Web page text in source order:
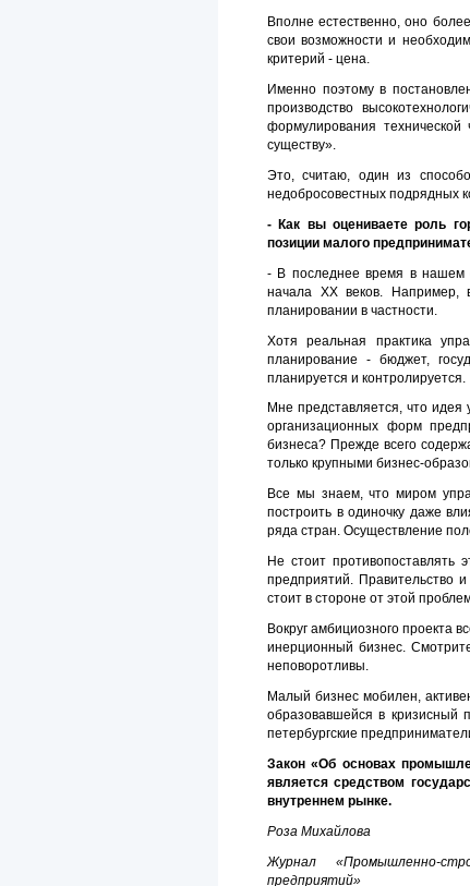
Вполне естественно, оно
свои возможности и
критерий - цена.
Именно поэтому в
производство
формулирования технической
существу».
Это, считаю, один из
недобросовестных подрядных
- Как вы оцениваете роль
позиции малого
- В последнее время в нашем
начала XX веков. Например,
планировании в частности.
Хотя реальная практика
планирование - бюджет,
планируется и контролируется.
Мне представляется, что идея
организационных форм
бизнеса? Прежде всего
только крупными бизнес-
Все мы знаем, что миром
построить в одиночку даже
ряда стран. Осуществление
Не стоит
предприятий. Правительство
стоит в стороне от этой
Вокруг амбициозного проекта
инерционный бизнес.
неповоротливы.
Малый бизнес мобилен,
образовавшейся в кризисный
петербургские
Закон «Об основах
является средством
внутреннем рынке.
Роза Михайлова
Журнал «Промышленно-
предприятий»